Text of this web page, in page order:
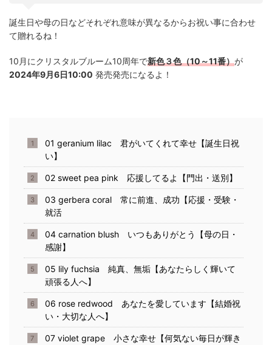
誕生日や母の日などそれぞれ意味が異なるからお祝い事に合わせ
て贈れるね！
10月にクリスタルブルーム10周年で新色３色（10～11番）が
2024年9月6日10:00 発売発売になるよ！
01 geranium lilac 君がいてくれて幸せ【誕生日祝
い】
02 sweet pea pink 応援してるよ【門出・送別】
03 gerbera coral 常に前進、成功【応援・受験・
就活
04 carnation blush いつもありがとう【母の日・
感謝】
05 lily fuchsia 純真、無垢【あなたらしく輝いて
頑張る人へ】
06 rose redwood あなたを愛しています【結婚祝
い・大切な人へ】
07 violet grape 小さな幸せ【何気ない毎日が輝き